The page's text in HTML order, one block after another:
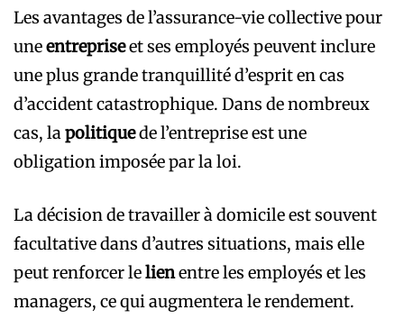
Les avantages de l’assurance-vie collective pour
uneentrepriseet ses employés peuvent inclure
une plus grande tranquillité d’esprit en cas
d’accident catastrophique. Dans de nombreux
cas, lapolitiquede l’entreprise est une
obligation imposée par la loi.
La décision de travailler à domicile est souvent
facultative dans d’autres situations, mais elle
peut renforcer lelienentre les employés et les
managers, ce qui augmentera le rendement.